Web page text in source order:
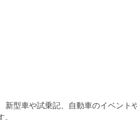
新型車や試乗記、自動車のイベント